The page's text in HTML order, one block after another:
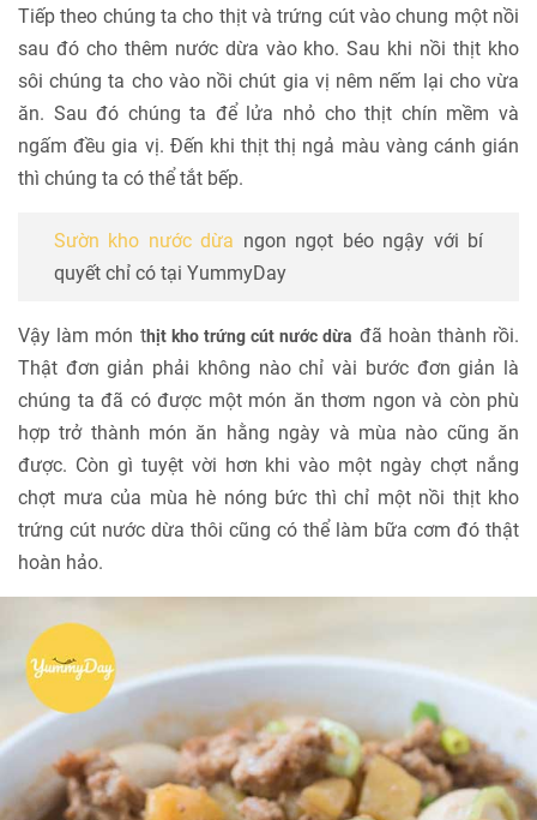
Tiếp theo chúng ta cho thịt và trứng cút vào chung một nồi
sau đó cho thêm nước dừa vào kho. Sau khi nồi thịt kho
sôi chúng ta cho vào nồi chút gia vị nêm nếm lại cho vừa
ăn. Sau đó chúng ta để lửa nhỏ cho thịt chín mềm và
ngấm đều gia vị. Đến khi thịt thị ngả màu vàng cánh gián
thì chúng ta có thể tắt bếp.
Sườn kho nước dừa ngon ngọt béo ngậy với bí
quyết chỉ có tại YummyDay
Vậy làm món thịt kho trứng cút nước dừa đã hoàn thành rồi.
Thật đơn giản phải không nào chỉ vài bước đơn giản là
chúng ta đã có được một món ăn thơm ngon và còn phù
hợp trở thành món ăn hằng ngày và mùa nào cũng ăn
được. Còn gì tuyệt vời hơn khi vào một ngày chợt nắng
chợt mưa của mùa hè nóng bức thì chỉ một nồi thịt kho
trứng cút nước dừa thôi cũng có thể làm bữa cơm đó thật
hoàn hảo.